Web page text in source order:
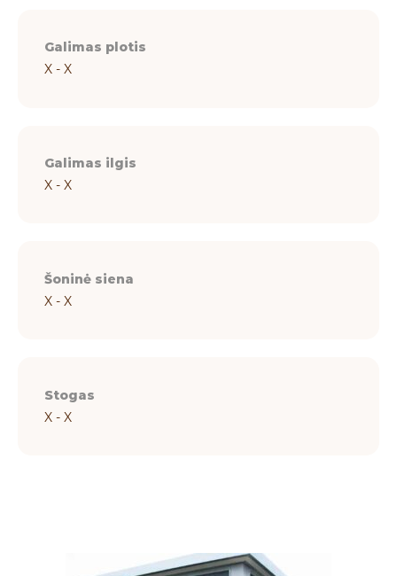
Galimas plotis
X - X
Galimas ilgis
X - X
Šoninė siena
X - X
Stogas
X - X